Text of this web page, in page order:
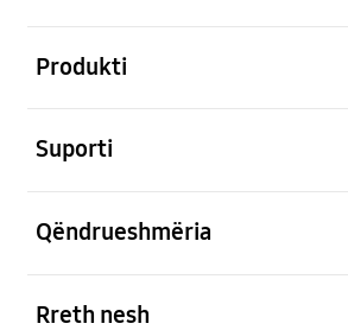
Produkti
Suporti
Qëndrueshmëria
Rreth nesh